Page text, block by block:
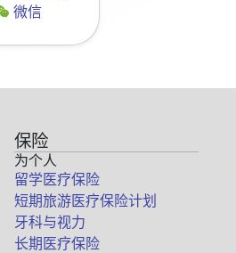
微信
保险
为个人
留学医疗保险
短期旅游医疗保险计划
牙科与视力
长期医疗保险